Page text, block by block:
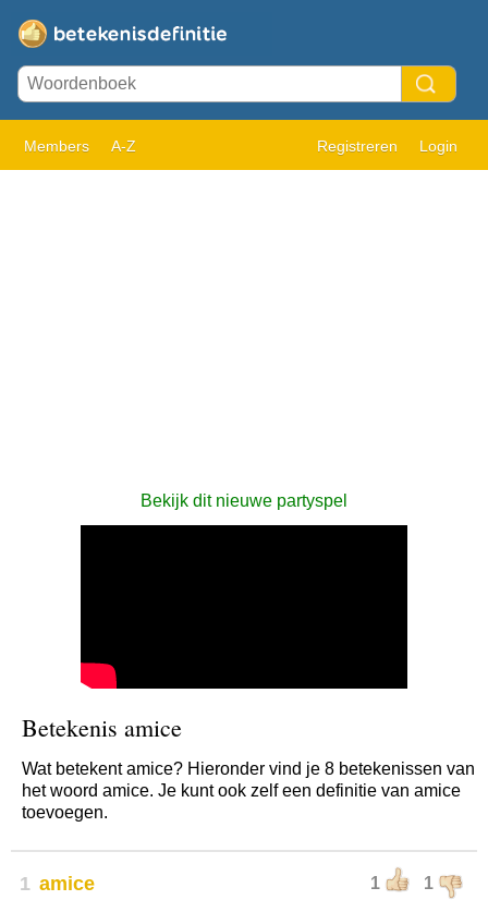
Members A-Z Registreren Login
Bekijk dit nieuwe partyspel
Betekenis amice
Wat betekent amice? Hieronder vind je 8 betekenissen van
het woord amice. Je kunt ook zelf een definitie van amice
toevoegen.
1 1 1
amice